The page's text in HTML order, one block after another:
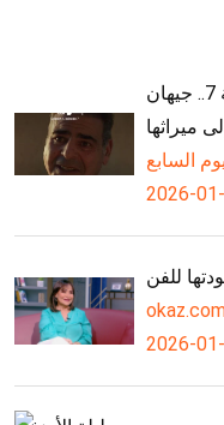
مسلسل بطل العالم الحلقة 7.. جيهان
ميراثها
السابع
2026-
للفن
2026-